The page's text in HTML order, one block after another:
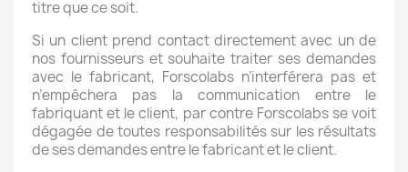
titre que ce soit.
Si un client prend contact directement avec un de
nos fournisseurs et souhaite traiter ses demandes
avec le fabricant, Forscolabs n’interférera pas et
n’empêchera pas la communication entre le
fabriquant et le client, par contre Forscolabs se voit
dégagée de toutes responsabilités sur les résultats
de ses demandes entre le fabricant et le client.